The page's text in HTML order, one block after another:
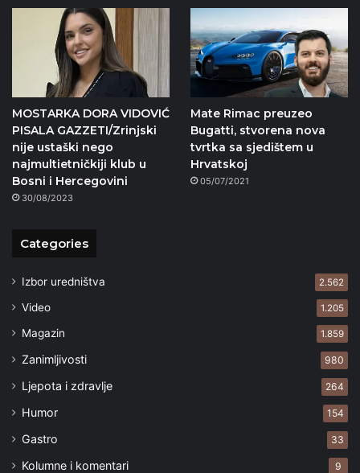
MOSTARKA DORA VIDOVIĆ
PISALA GAZZETI/Zrinjski
nije ustaški nego
najmultietničkiji klub u
Bosni i Hercegovini
30/08/2023
Mate Rimac preuzeo
Bugatti, stvorena nova
tvrtka sa sjedištem u
Hrvatskoj
05/07/2021
Categories
Izbor uredništva 2.562
Video 1.205
Magazin 1.859
Zanimljivosti 980
Ljepota i zdravlje 264
Humor 154
Gastro 33
Kolumne i komentari 9